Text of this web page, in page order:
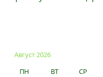
Август 2026
ПН
ВТ СР